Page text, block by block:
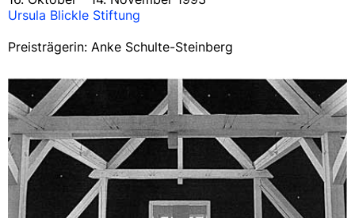
Ursula Blickle Stiftung
Preisträgerin: Anke Schulte-Steinberg